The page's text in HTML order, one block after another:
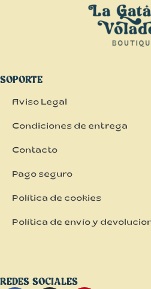
SOPORTE
Aviso Legal
Condiciones de entrega
Contacto
Pago seguro
Política de cookies
Política de envío y
REDES SOCIALES